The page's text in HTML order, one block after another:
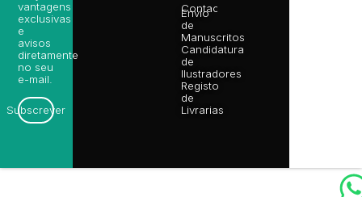
Contactos
Envio
de
Manuscritos
Candidatura
de
Ilustradores
Registo
de
Livrarias
vantagens
exclusivas
e
avisos
diretamente
no seu
e-mail.
Subscrever